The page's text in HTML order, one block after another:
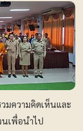
มความคิดเห็นและ
เพื่อนำไป